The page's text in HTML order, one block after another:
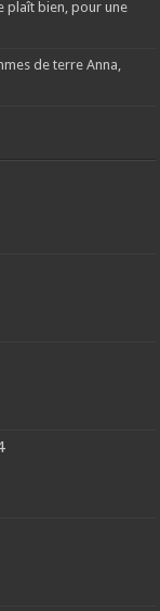
plaît bien, pour une
de terre Anna,